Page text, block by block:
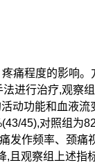
痛程度的影响
进行治疗,观察
动功能和血液
45),对照组为
发作频率、颈痛
且观察组上述指